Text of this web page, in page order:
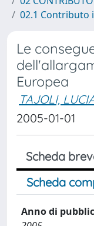
02.1 Contributo
Le
Europea
TAJOLI,
2005-01-01
Scheda
Scheda
Anno di